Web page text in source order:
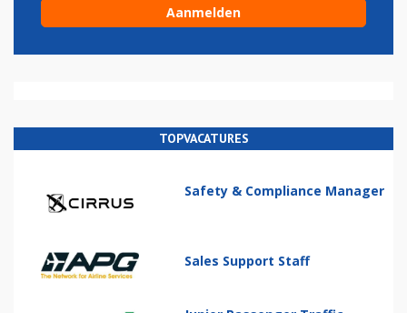
TOPVACATURES
Safety & Compliance Manager
Sales Support Staff